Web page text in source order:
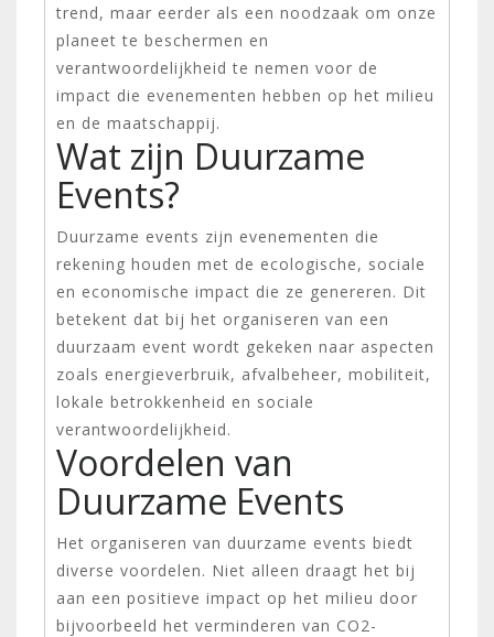
trend, maar eerder als een noodzaak om onze
planeet te beschermen en
verantwoordelijkheid te nemen voor de
impact die evenementen hebben op het milieu
en de maatschappij.
Wat zijn Duurzame
Events?
Duurzame events zijn evenementen die
rekening houden met de ecologische, sociale
en economische impact die ze genereren. Dit
betekent dat bij het organiseren van een
duurzaam event wordt gekeken naar aspecten
zoals energieverbruik, afvalbeheer, mobiliteit,
lokale betrokkenheid en sociale
verantwoordelijkheid.
Voordelen van
Duurzame Events
Het organiseren van duurzame events biedt
diverse voordelen. Niet alleen draagt het bij
aan een positieve impact op het milieu door
bijvoorbeeld het verminderen van CO2-